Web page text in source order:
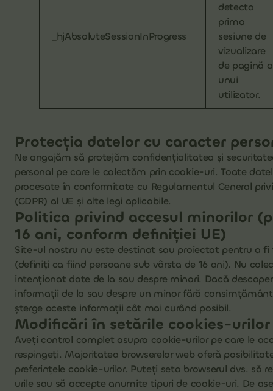
_hjAbsoluteSessionInProgress
detecta
prima
sesiune de
vizualizare
de pagină a
unui
utilizator.
Protecția datelor cu caracter
Ne angajăm să protejăm confidențialitatea și
personal pe care le colectăm prin cookie-uri. Toate
procesate în conformitate cu Regulamentul General
(GDPR) al UE și alte legi aplicabile.
Politica privind accesul minorilor
16 ani, conform definiției UE)
Site-ul nostru nu este destinat sau proiectat pentru a fi
(definiți ca fiind persoane sub vârsta de 16 ani). Nu
intenționat date de la sau despre minori. Dacă
informații de la sau despre un minor fără
șterge aceste informații cât mai curând posibil.
Modificări în setările cookies-urilor
Aveți control complet asupra cookie-urilor pe care le
respingeți. Majoritatea browserelor web oferă
preferințele cookie-urilor. Puteți seta browserul dvs. să
urile sau să accepte anumite tipuri de cookie-uri. De